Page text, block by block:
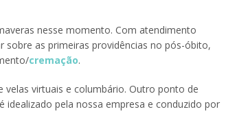
nesse momento. Com atendimento
as primeiras providências no pós-óbito,
cremação.
virtuais e columbário. Outro ponto de
idealizado pela nossa empresa e conduzido por